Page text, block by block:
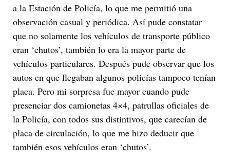
a la Estación de Policía, lo que me permitió una
observación casual y periódica. Así pude constatar
que no solamente los vehículos de transporte público
eran ‘chutos’, también lo era la mayor parte de
vehículos particulares. Después pude observar que los
autos en que llegaban algunos policías tampoco tenían
placa. Pero mi sorpresa fue mayor cuando pude
presenciar dos camionetas 4×4, patrullas oficiales de
la Policía, con todos sus distintivos, que carecían de
placa de circulación, lo que me hizo deducir que
también esos vehículos eran ‘chutos’.